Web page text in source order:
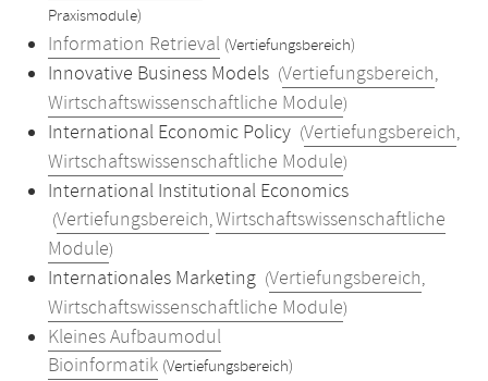
Praxismodule)
Information Retrieval (Vertiefungsbereich)
Innovative Business Models (Vertiefungsbereich,
Wirtschaftswissenschaftliche Module)
International Economic Policy (Vertiefungsbereich,
Wirtschaftswissenschaftliche Module)
International Institutional Economics
(Vertiefungsbereich,Wirtschaftswissenschaftliche
Module)
Internationales Marketing (Vertiefungsbereich,
Wirtschaftswissenschaftliche Module)
Kleines Aufbaumodul
Bioinformatik (Vertiefungsbereich)